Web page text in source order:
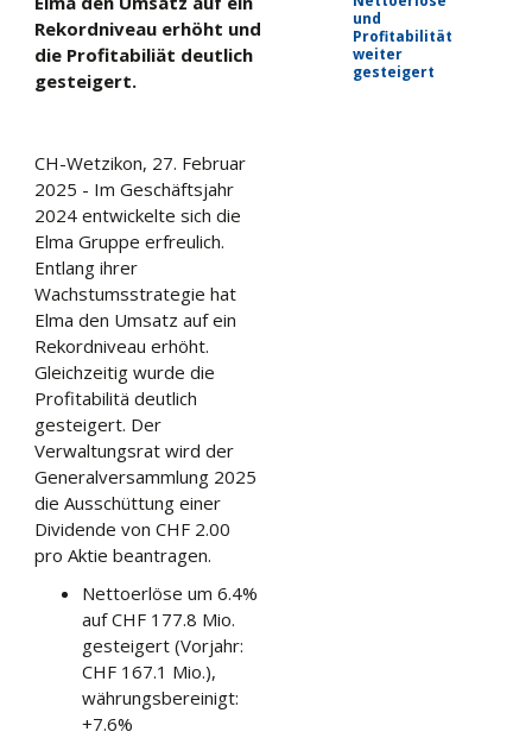
Rekordniveau erhöht und
die Profitabiliät deutlich
gesteigert.
CH-Wetzikon, 27. Februar
2025 - Im Geschäftsjahr
2024 entwickelte sich die
Elma Gruppe erfreulich.
Entlang ihrer
Wachstumsstrategie hat
Elma den Umsatz auf ein
Rekordniveau erhöht.
Gleichzeitig wurde die
Profitabilitä deutlich
gesteigert. Der
Verwaltungsrat wird der
Generalversammlung 2025
die Ausschüttung einer
Dividende von CHF 2.00
pro Aktie beantragen.
Nettoerlöse um 6.4%
auf CHF 177.8 Mio.
gesteigert (Vorjahr:
CHF 167.1 Mio.),
währungsbereinigt:
+7.6%
und
Profitabilität
weiter
gesteigert